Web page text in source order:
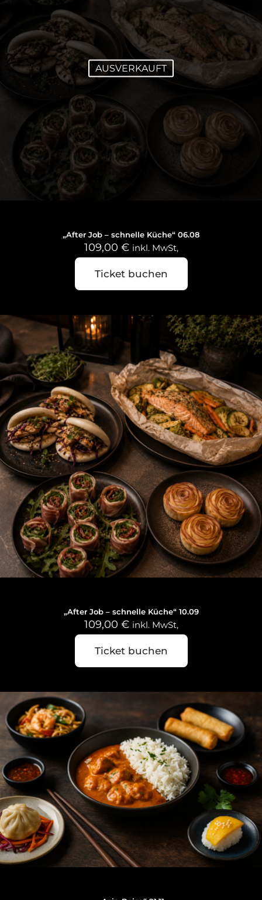
AUSVERKAUFT
„After Job – schnelle Küche“ 06.08
109,00 € inkl. MwSt,
Ticket buchen
„After Job – schnelle Küche“ 10.09
109,00 € inkl. MwSt,
Ticket buchen